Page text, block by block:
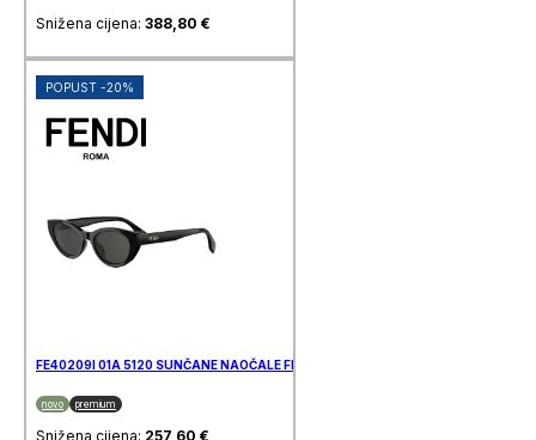
Snižena cijena: 388,80 €
POPUST -20%
FE40209I 01A 5120 SUNČANE NAOČALE FENDI
novo premium
Snižena cijena: 257,60 €